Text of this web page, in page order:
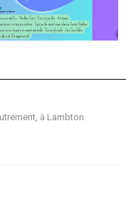
à Lambton